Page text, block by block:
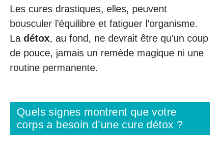
Les cures drastiques, elles, peuvent
bousculer l’équilibre et fatiguer l’organisme.
La détox, au fond, ne devrait être qu’un coup
de pouce, jamais un remède magique ni une
routine permanente.
Quels signes montrent que votre
corps a besoin d’une cure détox ?